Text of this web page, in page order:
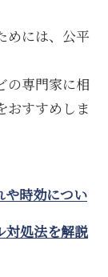
めには、公平
の専門家に相
おすすめしま
や時効につい
対処法を解説